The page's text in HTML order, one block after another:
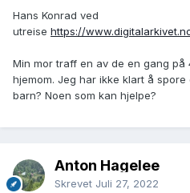
Hans Konrad ved
utreise https://
Min mor traff en av de en gang
hjemom. Jeg har ikke klart å
barn? Noen som kan hjelpe?
Anton Hagelee
Skrevet Juli 27, 2022